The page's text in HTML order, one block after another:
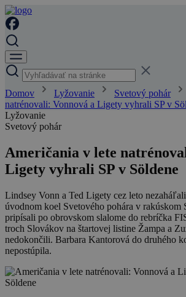
Domov Lyžovanie Svetový pohár
natrénovali: Vonnová a Ligety vyhrali SP v
Lyžovanie
Svetový pohár
Američania v lete
Ligety vyhrali SP v Söldene
Lindsey Vonn a Ted Ligety cez leto
úvodnom koel Svetového pohára v rakúskom
pripísali po obrovskom slalome do rebríčka
troch Slovákov na štartovej listine Žampa a
nedokončili. Barbara Kantorová do druhého
nepostúpila.